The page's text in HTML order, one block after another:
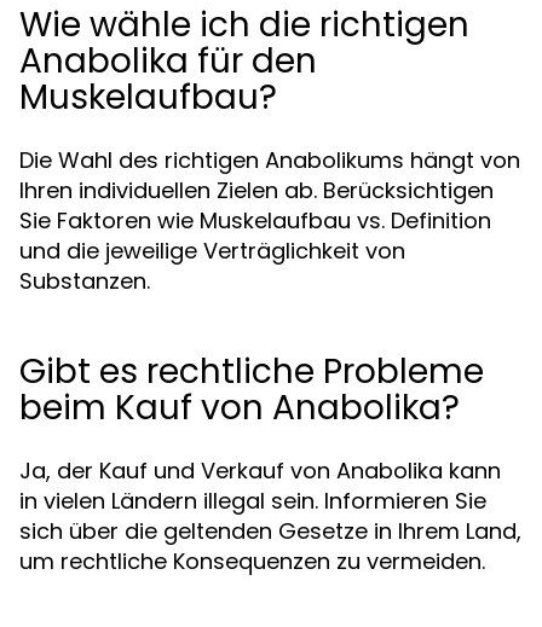
Wie wähle ich die richtigen
Anabolika für den
Muskelaufbau?
Die Wahl des richtigen Anabolikums hängt von
Ihren individuellen Zielen ab. Berücksichtigen
Sie Faktoren wie Muskelaufbau vs. Definition
und die jeweilige Verträglichkeit von
Substanzen.
Gibt es rechtliche Probleme
beim Kauf von Anabolika?
Ja, der Kauf und Verkauf von Anabolika kann
in vielen Ländern illegal sein. Informieren Sie
sich über die geltenden Gesetze in Ihrem Land,
um rechtliche Konsequenzen zu vermeiden.